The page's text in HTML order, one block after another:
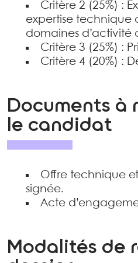
Critère 2 (25%) :
expertise technique
domaines d’activité
Critère 3 (25%) :
Critère 4 (20%) :
Documents à
le candidat
Offre technique
signée.
Acte
Modalités de